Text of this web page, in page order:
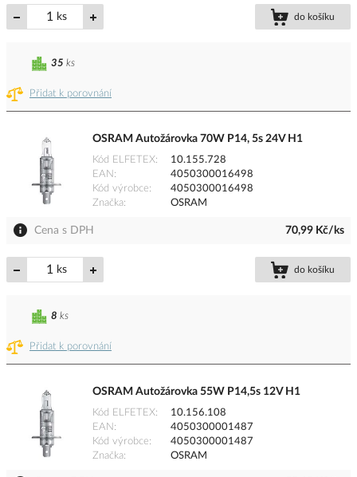
ks do košíku
Přidat k porovnání
35 ks
OSRAM Autožárovka 70W P14, 5s 24V H1
Kód ELFETEX
10.155.728
EAN
4050300016498
Kód výrobce
4050300016498
Značka
OSRAM
Cena s DPH 70,99 Kč/ks
ks do košíku
Přidat k porovnání
8 ks
OSRAM Autožárovka 55W P14,5s 12V H1
Kód ELFETEX
10.156.108
EAN
4050300001487
Kód výrobce
4050300001487
Značka
OSRAM